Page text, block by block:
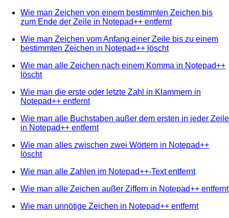
Wie man Zeichen von einem bestimmten Zeichen bis
zum Ende der Zeile in Notepad++ entfernt
Wie man Zeichen vom Anfang einer Zeile bis zu einem
bestimmten Zeichen in Notepad++ löscht
Wie man alle Zeichen nach einem Komma in Notepad++
löscht
Wie man die erste oder letzte Zahl in Klammern in
Notepad++ entfernt
Wie man alle Buchstaben außer dem ersten in jeder Zeile
in Notepad++ entfernt
Wie man alles zwischen zwei Wörtern in Notepad++
löscht
Wie man alle Zahlen im Notepad++-Text entfernt
Wie man alle Zeichen außer Ziffern in Notepad++ entfernt
Wie man unnötige Zeichen in Notepad++ entfernt